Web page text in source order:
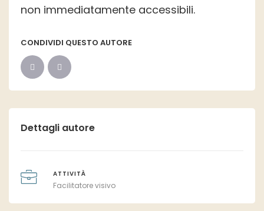
non immediatamente accessibili.
CONDIVIDI QUESTO AUTORE
Dettagli autore
ATTIVITÀ
Facilitatore visivo